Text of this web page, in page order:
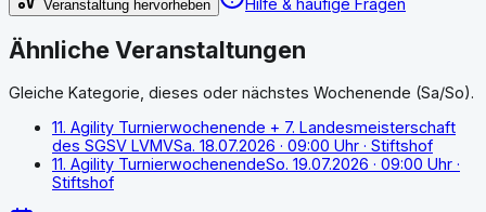
Veranstaltung hervorheben Hilfe & häufige Fragen
Ähnliche Veranstaltungen
Gleiche Kategorie, dieses oder nächstes Wochenende (Sa/So).
11. Agility Turnierwochenende + 7. Landesmeisterschaft
des SGSV LVMVSa. 18.07.2026 · 09:00 Uhr · Stiftshof
11. Agility TurnierwochenendeSo. 19.07.2026 · 09:00 Uhr ·
Stiftshof